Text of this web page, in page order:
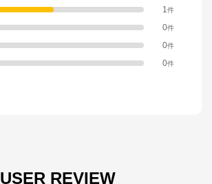
1件
0件
0件
0件
USER REVIEW